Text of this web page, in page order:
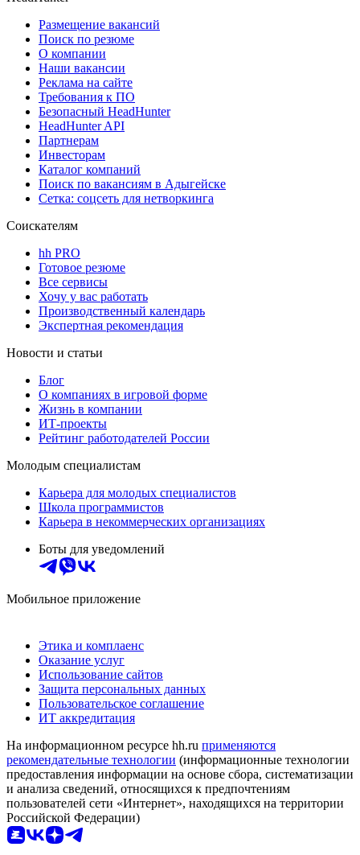
Размещение вакансий
Поиск по резюме
О компании
Наши вакансии
Реклама на сайте
Требования к ПО
Безопасный HeadHunter
HeadHunter API
Партнерам
Инвесторам
Каталог компаний
Поиск по вакансиям в Адыгейске
Сетка: соцсеть для нетворкинга
Соискателям
hh PRO
Готовое резюме
Все сервисы
Хочу у вас работать
Производственный календарь
Экспертная рекомендация
Новости и статьи
Блог
О компаниях в игровой форме
Жизнь в компании
ИТ-проекты
Рейтинг работодателей России
Молодым специалистам
Карьера для молодых специалистов
Школа программистов
Карьера в некоммерческих организациях
Боты для уведомлений
Мобильное приложение
Этика и комплаенс
Оказание услуг
Использование сайтов
Защита персональных данных
Пользовательское соглашение
ИТ аккредитация
На информационном ресурсе hh.ru применяются
рекомендательные технологии (информационные технологии
предоставления информации на основе сбора, систематизации
и анализа сведений, относящихся к предпочтениям
пользователей сети «Интернет», находящихся на территории
Российской Федерации)